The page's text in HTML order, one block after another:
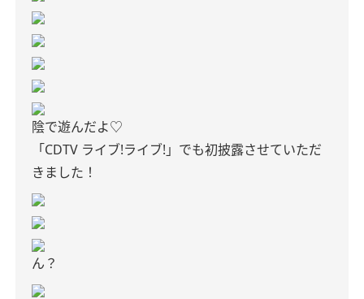
陰で遊んだよ♡
「CDTV ライブ!ライブ!」でも初披露させていただ
きました！
ん？